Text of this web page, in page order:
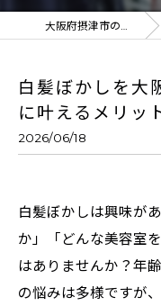
大阪府摂津市の美容室ならClimb of hair
白髪ぼかしを大
に叶えるメリッ
2026/06/18
白髪ぼかしは興味が
か」「どんな美容室
はありませんか？年
の悩みは多様ですが